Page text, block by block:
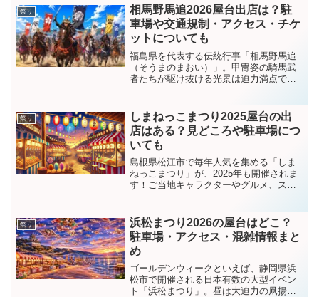
なし！本記事では開催概要から見どこ
ろ、屋台、アクセス、駐...
祭り
相馬野馬追2026屋台出店は？駐
車場や交通規制・アクセス・チケ
ットについても
福島県を代表する伝統行事「相馬野馬追
（そうまのまおい）」。甲冑姿の騎馬武
者たちが駆け抜ける光景は迫力満点で、
代の日本なの？」と思うほど圧倒されま
した。特に神旗争奪戦は、...
祭り
しまねっこまつり2025屋台の出
店はある？見どころや駐車場につ
いても
島根県松江市で毎年人気を集める「しま
ねっこまつり」が、2025年も開催されま
す！ご当地キャラクターやグルメ、ステ
23日（火・祝）に「くにびきメッセ大展
示場」で行われ、...
祭り
浜松まつり2026の屋台はどこ？
駐車場・アクセス・混雑情報まと
め
ゴールデンウィークといえば、静岡県浜
松市で開催される日本有数の大型イベン
ト「浜松まつり」。昼は大迫力の凧揚